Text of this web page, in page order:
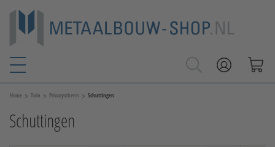
Home > Tuin > Privacyscherm > Schuttingen
Schuttingen